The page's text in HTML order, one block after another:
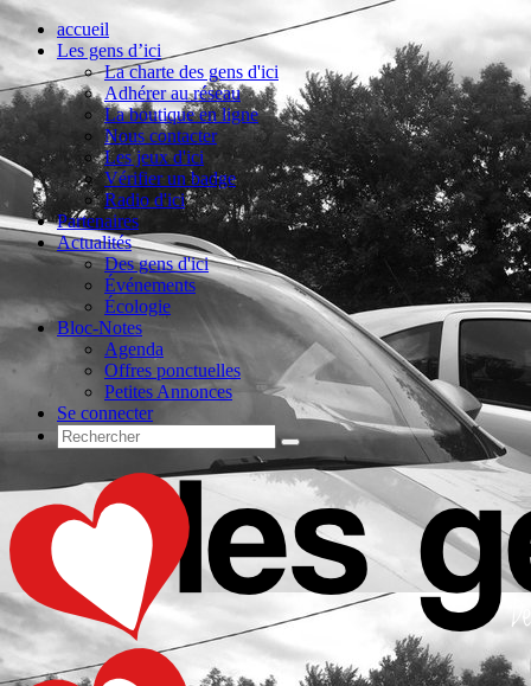
accueil
Les gens d’ici
La charte des gens d'ici
Adhérer au réseau
La boutique en ligne
Nous contacter
Les jeux d'ici
Vérifier un badge
Radio d'ici
Partenaires
Actualités
Des gens d'ici
Événements
Écologie
Bloc-Notes
Agenda
Offres ponctuelles
Petites Annonces
Se connecter